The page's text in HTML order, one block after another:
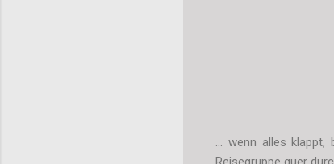
... wenn alles